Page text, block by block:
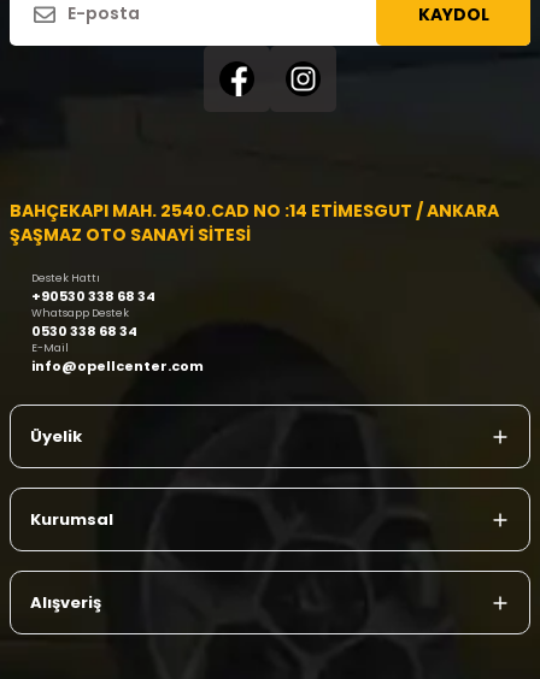
KAYDOL
BAHÇEKAPI MAH. 2540.CAD NO :14 ETİMESGUT / ANKARA
ŞAŞMAZ OTO SANAYİ SİTESİ
Destek Hattı
+90530 338 68 34
Whatsapp Destek
0530 338 68 34
E-Mail
info@opellcenter.com
Üyelik
Kurumsal
Alışveriş